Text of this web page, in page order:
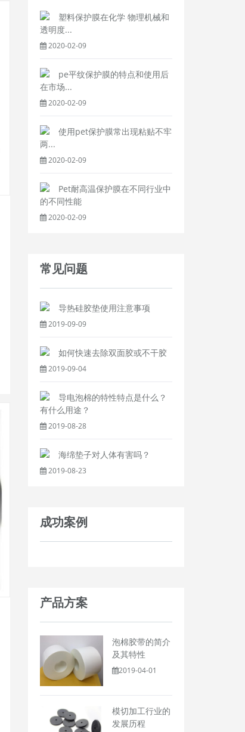
塑料保护膜在化学 物理机械和
透明度...
2020-02-09
pe平纹保护膜的特点和使用后
在市场...
2020-02-09
使用pet保护膜常出现粘贴不牢
两...
2020-02-09
Pet耐高温保护膜在不同行业中
的不同性能
2020-02-09
常见问题
导热硅胶垫使用注意事项
2019-09-09
如何快速去除双面胶或不干胶
2019-09-04
导电泡棉的特性特点是什么？
有什么用途？
2019-08-28
海绵垫子对人体有害吗？
2019-08-23
成功案例
产品方案
泡棉胶带的简介
及其特性
2019-04-01
模切加工行业的
发展历程